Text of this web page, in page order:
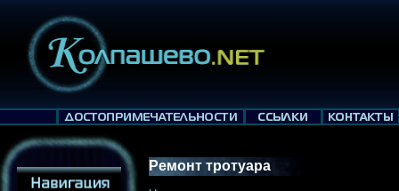
Ремонт тротуара